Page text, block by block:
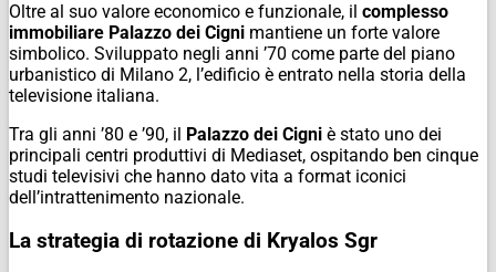
Oltre al suo valore economico e funzionale, il complesso
immobiliare Palazzo dei Cigni mantiene un forte valore
simbolico. Sviluppato negli anni ’70 come parte del piano
urbanistico di Milano 2, l’edificio è entrato nella storia della
televisione italiana.
Tra gli anni ’80 e ’90, il
Palazzo dei Cigni è stato uno dei
principali centri produttivi di Mediaset, ospitando ben cinque
studi televisivi che hanno dato vita a format iconici
dell’intrattenimento nazionale.
La strategia di rotazione di Kryalos Sgr